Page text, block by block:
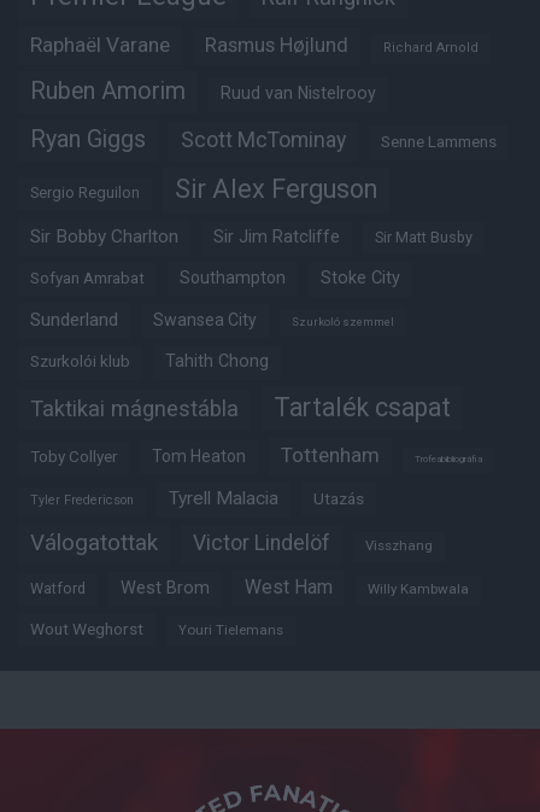
Raphaël Varane Rasmus Højlund Richard Arnold
Ruben Amorim Ruud van Nistelrooy
Ryan Giggs Scott McTominay Senne Lammens
Sergio Reguilon Sir Alex Ferguson
Sir Bobby Charlton Sir Jim Ratcliffe Sir Matt Busby
Sofyan Amrabat Southampton Stoke City
Sunderland Swansea City Szurkoló szemmel
Szurkolói klub Tahith Chong
Taktikai mágnestábla Tartalék csapat
Toby Collyer Tom Heaton Tottenham Trófeabibliográfia
Tyler Fredericson Tyrell Malacia Utazás
Válogatottak Victor Lindelöf Visszhang
Watford West Brom West Ham Willy Kambwala
Wout Weghorst Youri Tielemans